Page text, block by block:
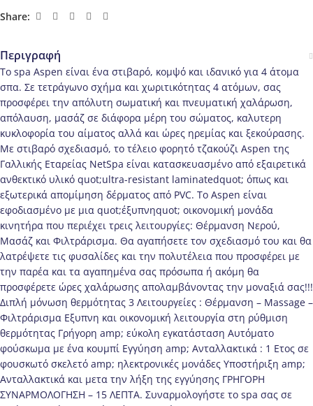
Share:
Περιγραφή
To spa Aspen είναι ένα στιβαρό, κομψό και ιδανικό για 4 άτομα
σπα. Σε τετράγωνο σχήμα και χωριτικότητας 4 ατόμων, σας
προσφέρει την απόλυτη σωματική και πνευματική χαλάρωση,
απόλαυση, μασάζ σε διάφορα μέρη του σώματος, καλυτερη
κυκλοφορία του αίματος αλλά και ώρες ηρεμίας και ξεκούρασης.
Με στιβαρό σχεδιασμό, το τέλειο φορητό τζακούζι Aspen της
Γαλλικής Εταρείας NetSpa είναι κατασκευασμένο από εξαιρετικά
ανθεκτικό υλικό quot;ultra-resistant laminatedquot; όπως και
εξωτερικά απομίμηση δέρματος από PVC. To Aspen είναι
εφοδιασμένο με μια quot;έξυπνηquot; οικονομική μονάδα
κινητήρα που περιέχει τρεις λειτουργίες: Θέρμανση Νερού,
Μασάζ και Φιλτράρισμα. Θα αγαπήσετε τον σχεδιασμό του και θα
λατρέψετε τις φυσαλίδες και την πολυτέλεια που προσφέρει με
την παρέα και τα αγαπημένα σας πρόσωπα ή ακόμη θα
προσφέρετε ώρες χαλάρωσης απολαμβάνοντας την μοναξιά σας!!!
Διπλή μόνωση θερμότητας 3 Λειτουργείες : Θέρμανση – Massage –
Φιλτράρισμα Εξυπνη και οικονομική λειτουργία στη ρύθμιση
θερμότητας Γρήγορη amp; εύκολη εγκατάσταση Αυτόματο
φούσκωμα με ένα κουμπί Εγγύηση amp; Ανταλλακτικά : 1 Ετος σε
φουσκωτό σκελετό amp; ηλεκτρονικές μονάδες Υποστήριξη amp;
Ανταλλακτικά και μετα την λήξη της εγγύησης ΓΡΗΓΟΡΗ
ΣΥΝΑΡΜΟΛΟΓΗΣΗ – 15 ΛΕΠΤΑ. Συναρμολογήστε το spa σας σε